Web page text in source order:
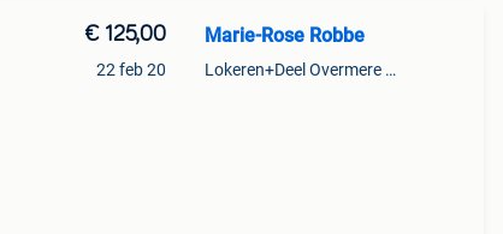
€ 125,00
22 feb 20
Marie-Rose Robbe
Lokeren+Deel Overmere En Zele